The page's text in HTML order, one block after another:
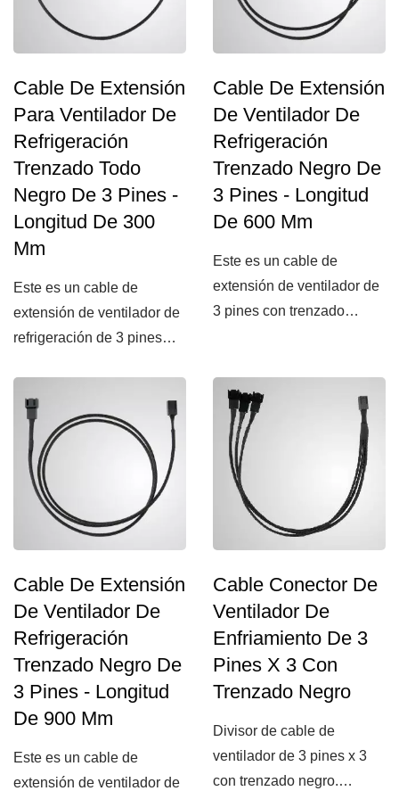
Cable De Extensión
Para Ventilador De
Refrigeración
Trenzado Todo
Negro De 3 Pines -
Longitud De 300
Mm
Este es un cable de
extensión de ventilador de
refrigeración de 3 pines
Cable De Extensión
De Ventilador De
Refrigeración
Trenzado Negro De
3 Pines - Longitud
De 600 Mm
Este es un cable de
extensión de ventilador de
3 pines con trenzado
Cable De Extensión
De Ventilador De
Refrigeración
Trenzado Negro De
3 Pines - Longitud
De 900 Mm
Este es un cable de
extensión de ventilador de
Cable Conector De
Ventilador De
Enfriamiento De 3
Pines X 3 Con
Trenzado Negro
Divisor de cable de
ventilador de 3 pines x 3
con trenzado negro.